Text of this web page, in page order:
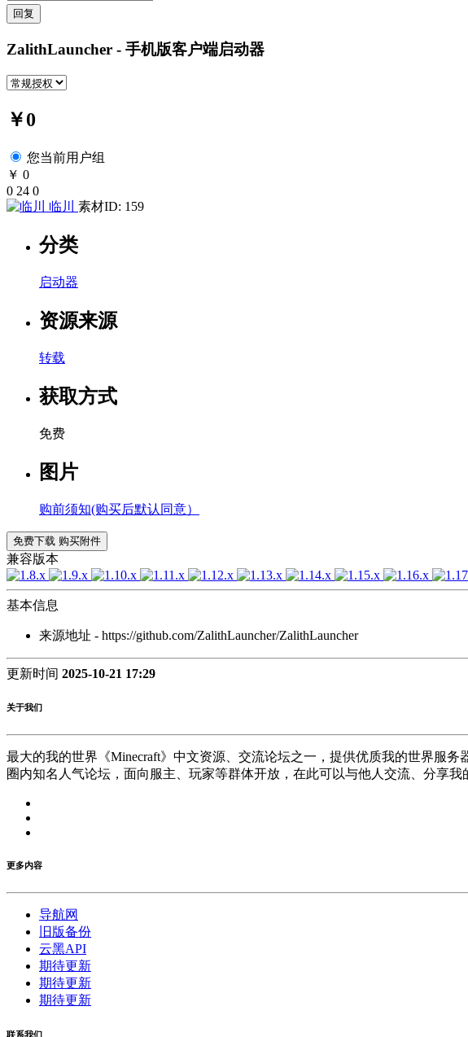
回复
ZalithLauncher - 手机版客户端启动器
￥0
您当前用户组
￥ 0
0 24 0
临川
素材ID: 159
分类
启动器
资源来源
转载
获取方式
免费
图片
购前须知(购买后默认同意）
免费下载 购买附件
兼容版本
基本信息
来源地址 - https://github.com/ZalithLauncher/ZalithLauncher
更新时间 2025-10-21 17:29
关于我们
最大的我的世界《Minecraft》中文资源、交流论坛之一，提供优质我的世界服
圈内知名人气论坛，面向服主、玩家等群体开放，在此可以与他人交流、分享
更多内容
导航网
旧版备份
云黑API
期待更新
期待更新
期待更新
联系我们